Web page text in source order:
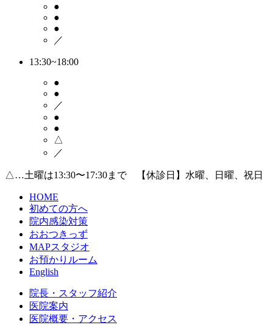
●
●
●
／
13:30~18:00
●
●
／
●
●
△
／
△…土曜は13:30〜17:30まで 【休診日】水曜、日曜、祝日
HOME
初めての方へ
院内感染対策
おおつきっず
MAPスタジオ
お預かりルーム
English
院長・スタッフ紹介
医院案内
医院概要・アクセス